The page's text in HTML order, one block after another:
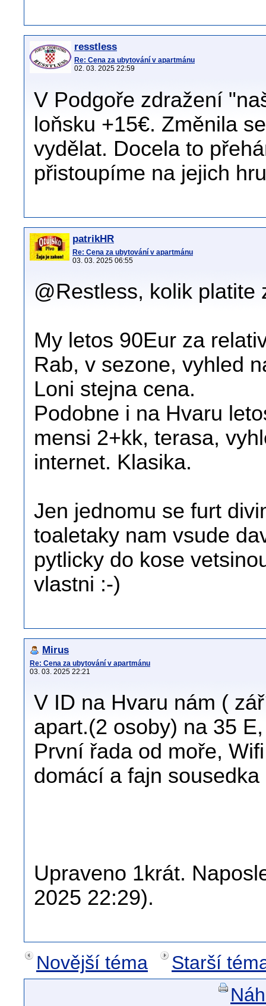
resstless
Re: Cena za ubytování v apartmánu
02. 03. 2025 22:59
V Podgoře zdražení
loňsku +15€. Změnila
vydělat. Docela to
přistoupíme na jejich
patrikHR
Re: Cena za ubytování v apartmánu
03. 03. 2025 06:55
@Restless, kolik platite
My letos 90Eur za
Rab, v sezone, vyhled
Loni stejna cena.
Podobne i na Hvaru
mensi 2+kk, terasa,
internet. Klasika.
Jen jednomu se furt
toaletaky nam vsude
pytlicky do kose
vlastni :-)
Mirus
Re: Cena za ubytování v apartmánu
03. 03. 2025 22:21
V ID na Hvaru nám (
apart.(2 osoby) na 35
První řada od moře,
domácí a fajn
Upraveno 1krát.
2025 22:29).
Novější téma
Starší